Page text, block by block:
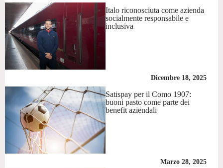
Italo riconosciuta come azienda
socialmente responsabile e
inclusiva
Dicembre 18, 2025
Satispay per il Como 1907:
buoni pasto come parte dei
benefit aziendali
Marzo 28, 2025